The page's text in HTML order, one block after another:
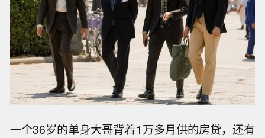
一个36岁的单身大哥背着1万多月供的房贷，还有